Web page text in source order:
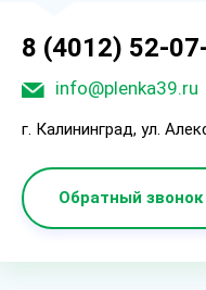
8 (4012) 52-
info@plenka39.ru
г. Калининград, ул.
Обратный звонок